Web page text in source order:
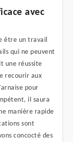
avec
être un travail
qui ne peuvent
une réussite
recourir aux
pour
il saura
manière rapide
sont
concocté des